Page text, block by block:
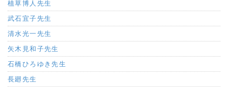
植草博人先生
武石宜子先生
清水光一先生
矢木見和子先生
石橋ひろゆき先生
長廻先生